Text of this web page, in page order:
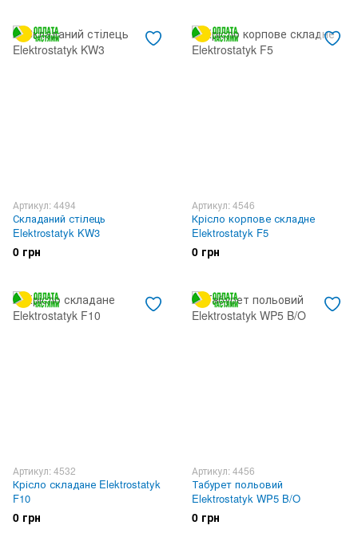
Артикул: 4494
Складаний стілець
Elektrostatyk KW3
0 грн
Артикул: 4546
Крісло корпове складне
Elektrostatyk F5
0 грн
Артикул: 4532
Крісло складане Elektrostatyk
F10
0 грн
Артикул: 4456
Табурет польовий
Elektrostatyk WP5 B/O
0 грн